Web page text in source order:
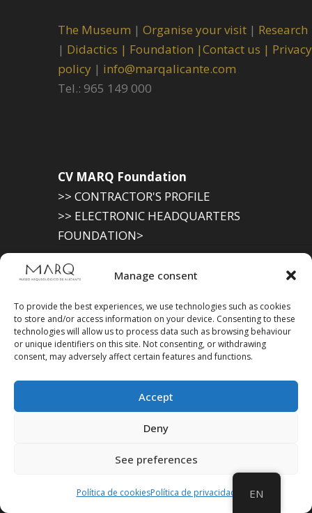
Manage consent
To provide the best experiences, we use technologies such as cookies
to store and/or access information on your device. Consenting to these
technologies will allow us to process data such as browsing behaviour
or unique identifiers on this site. Not consenting, or withdrawing
consent, may adversely affect certain features and functions.
Accept
Deny
See preferences
Política de cookiesPolítica de privacidad
The Museum | Organise your visit | Research
| Didactics | Foundation |Contact us | Privacy
policy | info@marqalicante.com
Tel.: 965 149 000
CV MARQ Foundation
>> CONTRACTOR'S PROFILE
>> ELECTRONIC HEADQUARTERS
FOUNDATION>
Archaeological Museum (Alicante
>> ELECTRONIC SEAT OF THE PROVINCIAL
GOVERNMENT
Suscríbete a
Newsletter
EN